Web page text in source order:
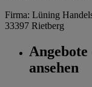
Firma: Lüning
33397 Rietberg
ansehen